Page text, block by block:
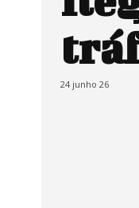
24 junho 26